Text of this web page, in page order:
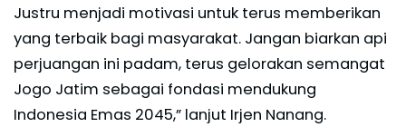
Justru menjadi motivasi untuk terus memberikan
yang terbaik bagi masyarakat. Jangan biarkan api
perjuangan ini padam, terus gelorakan semangat
Jogo Jatim sebagai fondasi mendukung
Indonesia Emas 2045,” lanjut Irjen Nanang.